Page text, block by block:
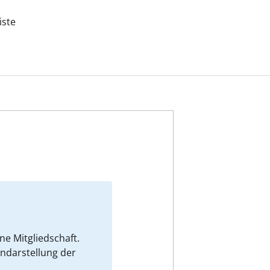
Mitgliedschaft.
der